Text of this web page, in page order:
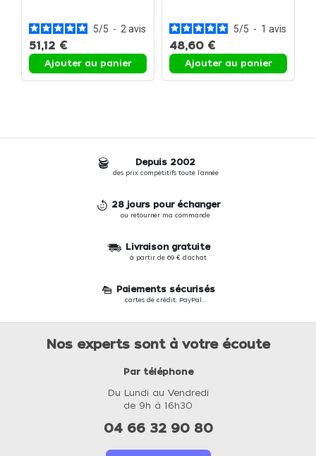
5/5 - 2avis
51,12 €
Ajouter au panier
5/5 - 1 avis
48,60 €
Ajouter au panier
Depuis 2002
des prix compétitifs toute l'année
28 jours pour échanger
ou retourner ma commande
Livraison gratuite
à partir de 69 € d'achat
Paiements sécurisés
cartes de crédit, PayPal...
Nos experts sont à votre écoute
Par téléphone
Du Lundi au Vendredi
de 9h à 16h30
04 66 32 90 80